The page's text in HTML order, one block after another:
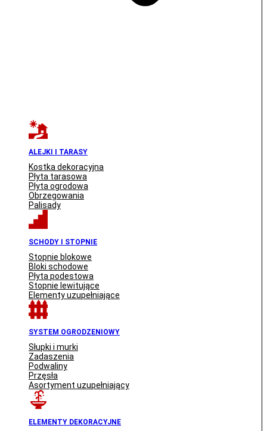
ALEJKI I TARASY
Kostka dekoracyjna
Płyta tarasowa
Płyta ogrodowa
Obrzegowania
Palisady
SCHODY I STOPNIE
Stopnie blokowe
Bloki schodowe
Płyta podestowa
Stopnie lewitujące
Elementy uzupełniające
SYSTEM OGRODZENIOWY
Słupki i murki
Zadaszenia
Podwaliny
Przęsła
Asortyment uzupełniający
ELEMENTY DEKORACYJNE